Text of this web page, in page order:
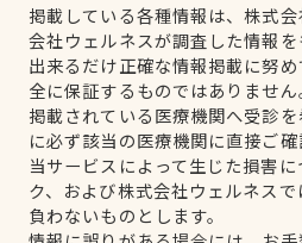
掲載している各種情報は、株式
会社ウェルネスが調査した情報を
出来るだけ正確な情報掲載に努
全に保証するものではありません
掲載されている医療機関へ受診
に必ず該当の医療機関に直接ご確
当サービスによって生じた損害
ク、および株式会社ウェルネス
負わないものとします。